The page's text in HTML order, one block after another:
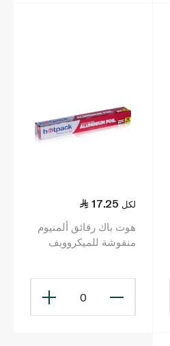
17.25 لكل
هوت باك رقائق ألمنيوم
منقوشة للميكروويف
0